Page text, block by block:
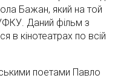
Бажан, який на той
Даний фільм з
в кінотеатрах по всій
поетами Павло